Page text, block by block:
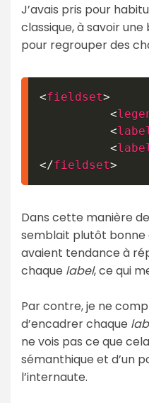
J’avais pris pour
classique, à savoir une
pour regrouper des
<fieldset>
<
<label
<label
</fieldset>
Dans cette manière
semblait plutôt bonne
avaient tendance à
chaque label, ce qui
Par contre, je ne
d’encadrer chaque
ne vois pas ce que
sémanthique et d’un
l’internaute.